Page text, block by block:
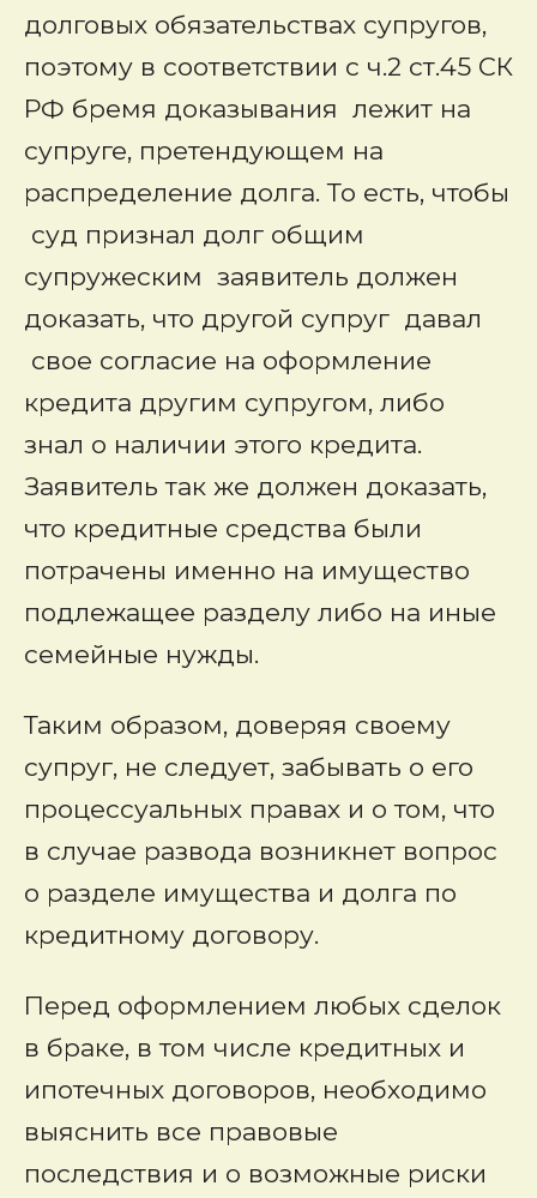
долговых обязательствах супругов,
поэтому в соответствии с ч.2 ст.45 СК
РФ бремя доказывания лежит на
супруге, претендующем на
распределение долга. То есть, чтобы
суд признал долг общим
супружеским заявитель должен
доказать, что другой супруг давал
свое согласие на оформление
кредита другим супругом, либо
знал о наличии этого кредита.
Заявитель так же должен доказать,
что кредитные средства были
потрачены именно на имущество
подлежащее разделу либо на иные
семейные нужды.
Таким образом, доверяя своему
супруг, не следует, забывать о его
процессуальных правах и о том, что
в случае развода возникнет вопрос
о разделе имущества и долга по
кредитному договору.
Перед оформлением любых сделок
в браке, в том числе кредитных и
ипотечных договоров, необходимо
выяснить все правовые
последствия и о возможные риски